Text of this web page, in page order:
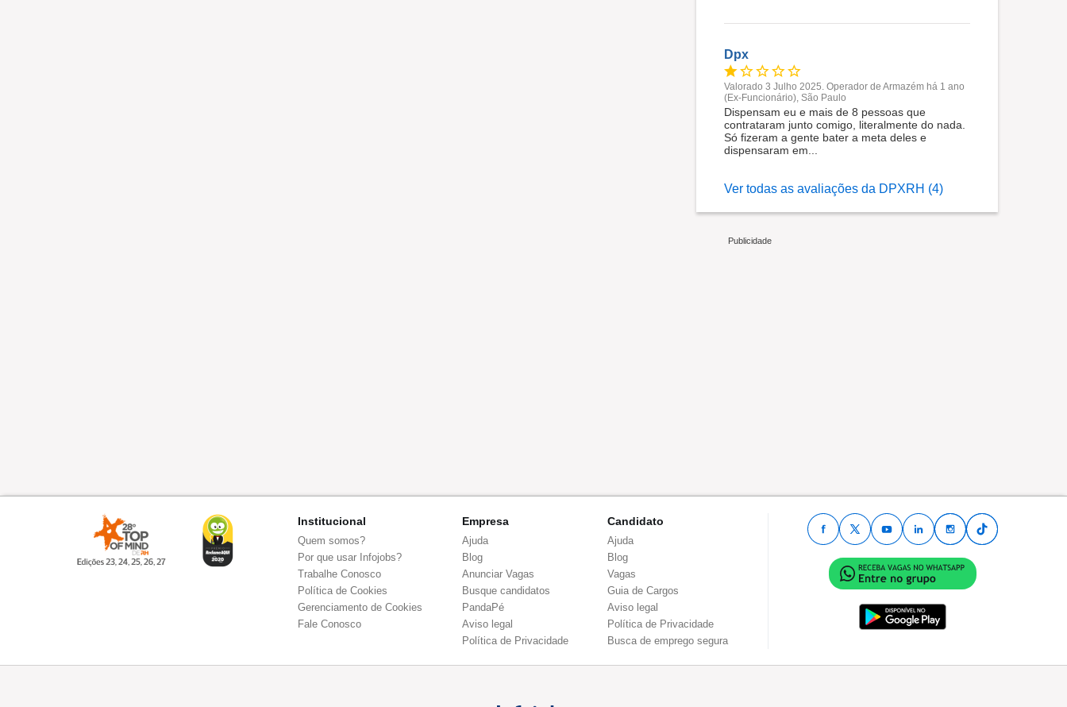
Dpx
Valorado 3 Julho 2025. Operador de Armazém há 1 ano
(Ex-Funcionário), São Paulo
Dispensam eu e mais de 8 pessoas que
contrataram junto comigo, literalmente do nada.
Só fizeram a gente bater a meta deles e
dispensaram em...
Ver todas as avaliações da DPXRH (4)
Institucional
Quem somos?
Por que usar Infojobs?
Trabalhe Conosco
Política de Cookies
Gerenciamento de Cookies
Fale Conosco
Empresa
Ajuda
Blog
Anunciar Vagas
Busque candidatos
PandaPé
Aviso legal
Política de Privacidade
Candidato
Ajuda
Blog
Vagas
Guia de Cargos
Aviso legal
Política de Privacidade
Busca de emprego segura